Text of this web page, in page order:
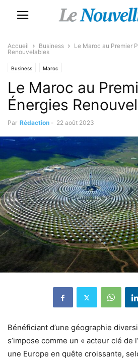
Accueil Business
Le Maroc au Premier
Renouvelables
Business Maroc
Le Maroc au
Énergies
Par Rédaction - 22 août 2023
Bénéficiant d’une géographie
s’impose comme un « acteur clé de
une Europe en quête croissante,